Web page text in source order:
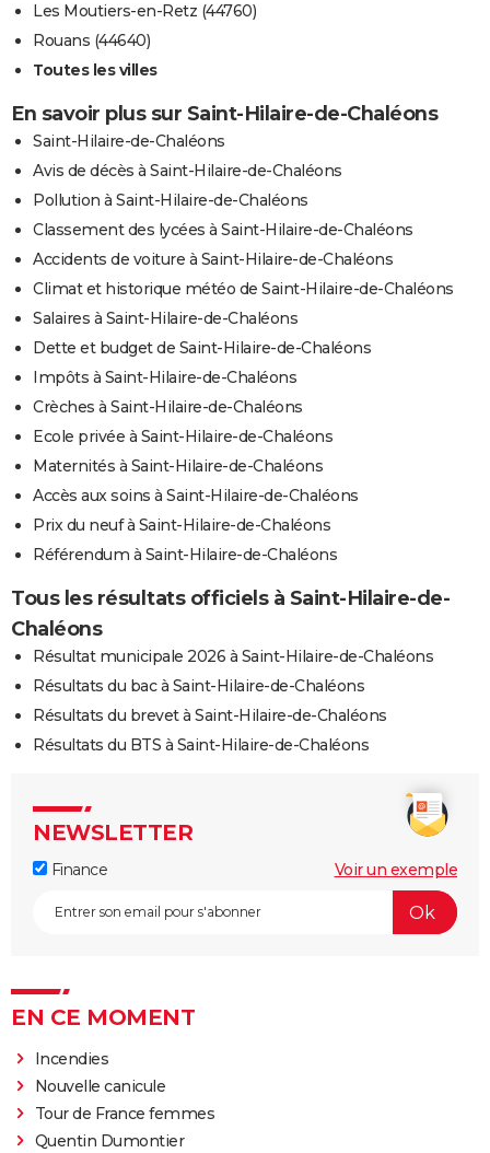
Les Moutiers-en-Retz (44760)
Rouans (44640)
Toutes les villes
En savoir plus sur Saint-Hilaire-de-Chaléons
Saint-Hilaire-de-Chaléons
Avis de décès à Saint-Hilaire-de-Chaléons
Pollution à Saint-Hilaire-de-Chaléons
Classement des lycées à Saint-Hilaire-de-Chaléons
Accidents de voiture à Saint-Hilaire-de-Chaléons
Climat et historique météo de Saint-Hilaire-de-Chaléons
Salaires à Saint-Hilaire-de-Chaléons
Dette et budget de Saint-Hilaire-de-Chaléons
Impôts à Saint-Hilaire-de-Chaléons
Crèches à Saint-Hilaire-de-Chaléons
Ecole privée à Saint-Hilaire-de-Chaléons
Maternités à Saint-Hilaire-de-Chaléons
Accès aux soins à Saint-Hilaire-de-Chaléons
Prix du neuf à Saint-Hilaire-de-Chaléons
Référendum à Saint-Hilaire-de-Chaléons
Tous les résultats officiels à Saint-Hilaire-de-
Chaléons
Résultat municipale 2026 à Saint-Hilaire-de-Chaléons
Résultats du bac à Saint-Hilaire-de-Chaléons
Résultats du brevet à Saint-Hilaire-de-Chaléons
Résultats du BTS à Saint-Hilaire-de-Chaléons
NEWSLETTER
Finance Voir un exemple
EN CE MOMENT
Incendies
Nouvelle canicule
Tour de France femmes
Quentin Dumontier